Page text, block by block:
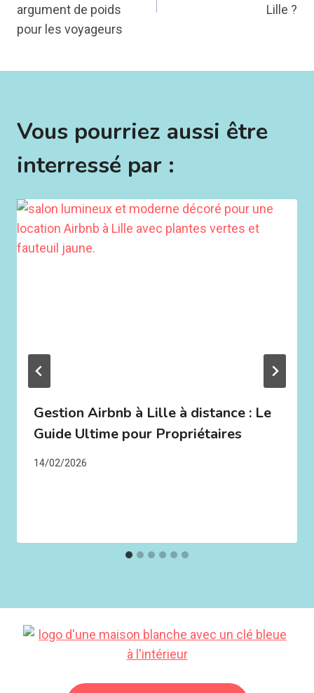
l’article
argument de poids
pour les voyageurs
Lille ?
Vous pourriez aussi être
interressé par :
Gestion Airbnb à Lille à distance : Le
Guide Ultime pour Propriétaires
14/02/2026